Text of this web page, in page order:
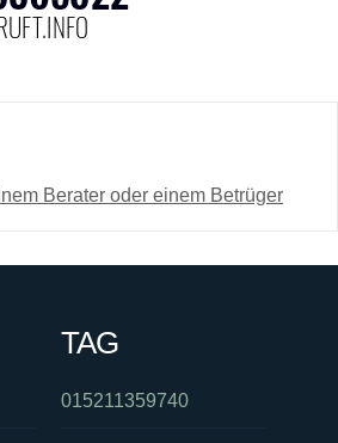
Berater oder einem Betrüger
TAG
015211359740